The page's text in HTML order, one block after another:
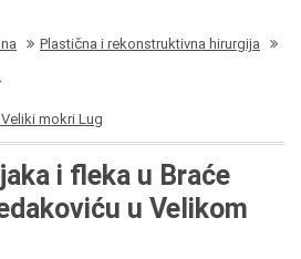
Plastična i rekonstruktivna hirurgija
mokri Lug
i fleka u Braće
u Velikom